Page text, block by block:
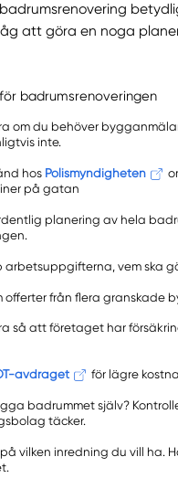
att göra en noga
badrumsrenoveringen
om du behöver
inte.
hos Polismyndigheten
på gatan
planering av hela
arbetsuppgifterna, vem ska
offerter från flera granskade
så att företaget har
avdraget för lägre
badrummet själv?
täcker.
vilken inredning du vill ha.